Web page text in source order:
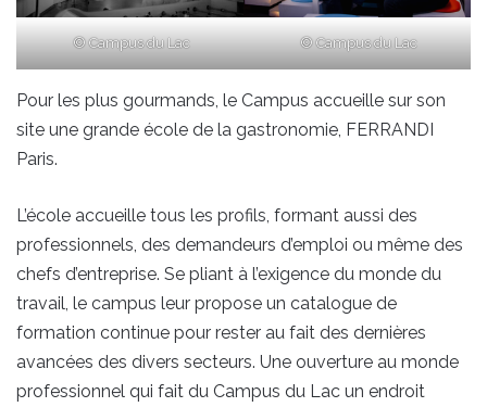
© Campus du Lac © Campus du Lac
Pour les plus gourmands, le Campus accueille sur son
site une grande école de la gastronomie, FERRANDI
Paris.
L’école accueille tous les profils, formant aussi des
professionnels, des demandeurs d’emploi ou même des
chefs d’entreprise. Se pliant à l’exigence du monde du
travail, le campus leur propose un catalogue de
formation continue pour rester au fait des dernières
avancées des divers secteurs. Une ouverture au monde
professionnel qui fait du Campus du Lac un endroit